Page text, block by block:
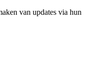
van updates via hun